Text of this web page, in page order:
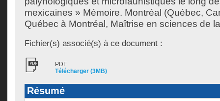
mexicaines » Mémoire. Montréal (Québec,
Québec à Montréal, Maîtrise en sciences de
Fichier(s) associé(s) à ce document :
PDF
Télécharger (3MB)
Résumé